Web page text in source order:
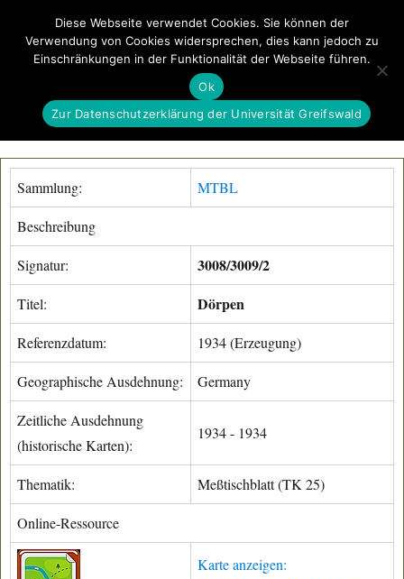
GeoGREIF MENÜ
Sammlung: MTBL
Beschreibung
Signatur: 3008/3009/2
Titel: Dörpen
Referenzdatum: 1934 (Erzeugung)
Geographische Ausdehnung: Germany
Zeitliche Ausdehnung
(historische Karten):
1934 - 1934
Thematik: Meßtischblatt (TK 25)
Online-Ressource
Karte anzeigen:
Diese Webseite verwendet Cookies. Sie können der
Verwendung von Cookies widersprechen, dies kann jedoch zu
Einschränkungen in der Funktionalität der Webseite führen.
Ok
Zur Datenschutzerklärung der Universität Greifswald